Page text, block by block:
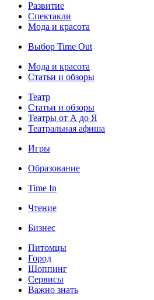
Развитие
Спектакли
Мода и красота
Выбор Time Out
Мода и красота
Статьи и обзоры
Театр
Статьи и обзоры
Театры от А до Я
Театральная афиша
Игры
Образование
Time In
Чтение
Бизнес
Питомцы
Город
Шоппинг
Сервисы
Важно знать